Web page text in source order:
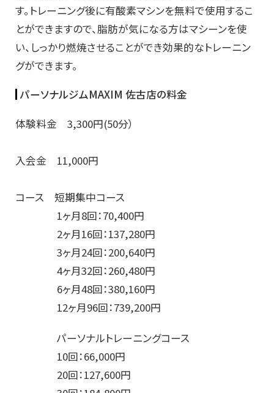
す。トレーニング後に有酸素マシンを無料で使用するこ
とができますので、脂肪が気になる方はマシーンを使
い、しっかり燃焼させることができ効果的なトレーニン
グができます。
パーソナルジムMAXIM 佐古店の料金
体験料金 3,300円(50分）
入会金 11,000円
コース 短期集中コース
1ヶ月8回：70,400円
2ヶ月16回：137,280円
3ヶ月24回：200,640円
4ヶ月32回：260,480円
6ヶ月48回：380,160円
12ヶ月96回：739,200円
パーソナルトレーニングコース
10回：66,000円
20回：127,600円